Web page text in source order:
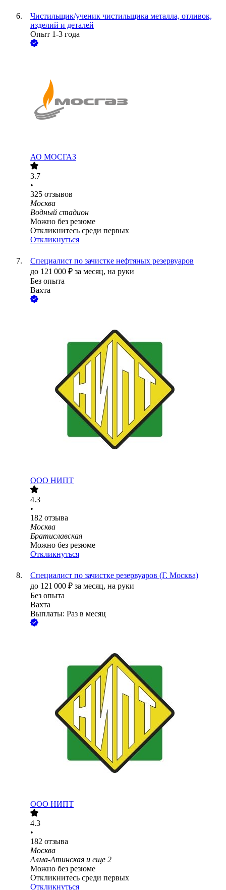
Чистильщик/ученик чистильщика металла, отливок,
изделий и деталей
Опыт 1-3 года
АО МОСГАЗ
3.7
•
325 отзывов
Москва
Водный стадион
Можно без резюме
Откликнитесь среди первых
Откликнуться
Специалист по зачистке нефтяных резервуаров
до 121 000 ₽ за месяц, на руки
Без опыта
Вахта
ООО НИПТ
4.3
•
182 отзыва
Москва
Братиславская
Можно без резюме
Откликнуться
Специалист по зачистке резервуаров (Г. Москва)
до 121 000 ₽ за месяц, на руки
Без опыта
Вахта
Выплаты: Раз в месяц
ООО НИПТ
4.3
•
182 отзыва
Москва
Алма-Атинская и еще 2
Можно без резюме
Откликнитесь среди первых
Откликнуться